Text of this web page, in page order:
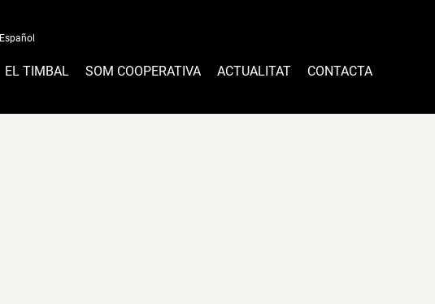
Español
EL TIMBAL SOM COOPERATIVA ACTUALITAT CONTACTA